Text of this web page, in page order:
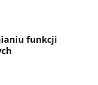
funkcji